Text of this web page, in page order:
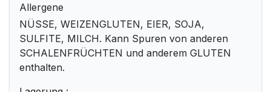
Allergene
NÜSSE, WEIZENGLUTEN, EIER, SOJA,
SULFITE, MILCH. Kann Spuren von anderen
SCHALENFRÜCHTEN und anderem GLUTEN
enthalten.